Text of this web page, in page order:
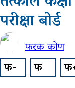
अन्तरास्ट्रिय
सूचना-
प्रबिधि
मनोरन्जन
परीक्षा बोर्ड
फरक कोण
फ-
फ